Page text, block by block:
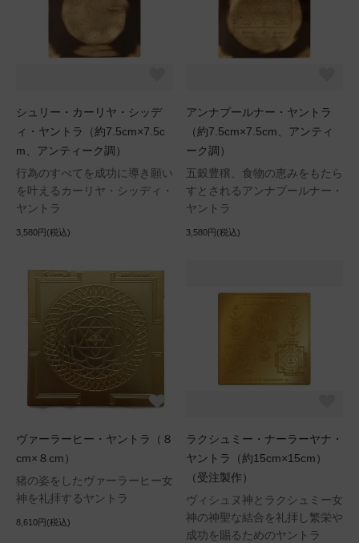
シュリー・カーリヤ・シッデ
ィ・ヤントラ（約7.5cm×7.5c
m、アンティーク調）
行為のすべてを成功に導き願い
を叶えるカーリヤ・シッディ・
ヤントラ
3,580円(税込)
アンナプールナー・ヤントラ
（約7.5cm×7.5cm、アンティ
ーク調）
五穀豊穣、食物の恵みをもたら
すとされるアンナプールナー・
ヤントラ
3,580円(税込)
ヴァーラーヒー・ヤントラ（８
cm×８cm）
猪の姿をしたヴァーラーヒー女
神を礼拝するヤントラ
8,610円(税込)
ラクシュミー・ナーラーヤナ・
ヤントラ（約15cm×15cm）
（受注製作）
ヴィシュヌ神とラクシュミー女
神の神聖な結合を礼拝し繁栄や
成功を賜るためのヤントラ